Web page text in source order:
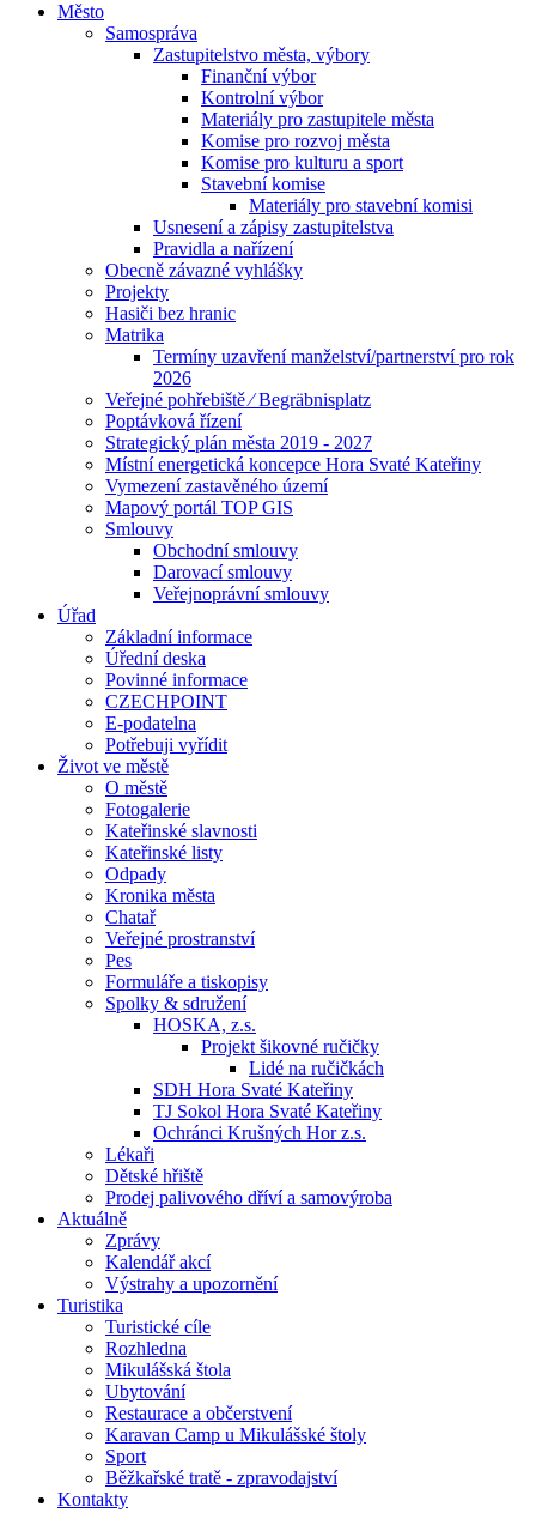
Město
Samospráva
Zastupitelstvo města, výbory
Finanční výbor
Kontrolní výbor
Materiály pro zastupitele města
Komise pro rozvoj města
Komise pro kulturu a sport
Stavební komise
Materiály pro stavební komisi
Usnesení a zápisy zastupitelstva
Pravidla a nařízení
Obecně závazné vyhlášky
Projekty
Hasiči bez hranic
Matrika
Termíny uzavření manželství/partnerství pro rok
2026
Veřejné pohřebiště ⁄ Begräbnisplatz
Poptávková řízení
Strategický plán města 2019 - 2027
Místní energetická koncepce Hora Svaté Kateřiny
Vymezení zastavěného území
Mapový portál TOP GIS
Smlouvy
Obchodní smlouvy
Darovací smlouvy
Veřejnoprávní smlouvy
Úřad
Základní informace
Úřední deska
Povinné informace
CZECHPOINT
E-podatelna
Potřebuji vyřídit
Život ve městě
O městě
Fotogalerie
Kateřinské slavnosti
Kateřinské listy
Odpady
Kronika města
Chatař
Veřejné prostranství
Pes
Formuláře a tiskopisy
Spolky & sdružení
HOSKA, z.s.
Projekt šikovné ručičky
Lidé na ručičkách
SDH Hora Svaté Kateřiny
TJ Sokol Hora Svaté Kateřiny
Ochránci Krušných Hor z.s.
Lékaři
Dětské hřiště
Prodej palivového dříví a samovýroba
Aktuálně
Zprávy
Kalendář akcí
Výstrahy a upozornění
Turistika
Turistické cíle
Rozhledna
Mikulášská štola
Ubytování
Restaurace a občerstvení
Karavan Camp u Mikulášské štoly
Sport
Běžkařské tratě - zpravodajství
Kontakty